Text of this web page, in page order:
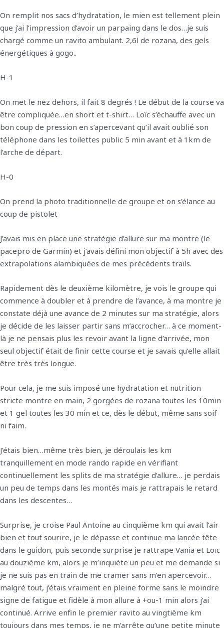
On remplit nos sacs d’hydratation, le mien est tellement plein
que j’ai l’impression d’avoir un parpaing dans le dos…je suis
chargé comme un ravito ambulant. 2,6l de rozana, des gels
énergétiques à gogo..
H-1
On met le nez dehors, il fait 8 degrés ! Le début de la course va
être compliquée…en short et t-shirt… Loïc s’échauffe avec un
bon coup de pression en s’apercevant qu’il avait oublié son
téléphone dans les toilettes public 5 min avant et à 1km de
l’arche de départ.
H-0
On prend la photo traditionnelle de groupe et on s’élance au
coup de pistolet
J’avais mis en place une stratégie d’allure sur ma montre (le
pacepro de Garmin) et j’avais défini mon objectif à 5h avec des
extrapolations alambiquées de mes précédents trails.
Rapidement dès le deuxième kilomètre, je vois le groupe qui
commence à doubler et à prendre de l’avance, à ma montre je
constate déjà une avance de 2 minutes sur ma stratégie, alors
je décide de les laisser partir sans m’accrocher… à ce moment-
là je ne pensais plus les revoir avant la ligne d’arrivée, mon
seul objectif était de finir cette course et je savais qu’elle allait
être très très longue.
Pour cela, je me suis imposé une hydratation et nutrition
stricte montre en main, 2 gorgées de rozana toutes les 10min
et 1 gel toutes les 30 min et ce, dès le début, même sans soif
ni faim.
J’étais bien…même très bien, je déroulais les km
tranquillement en mode rando rapide en vérifiant
continuellement les splits de ma stratégie d’allure… je perdais
un peu de temps dans les montés mais je rattrapais le retard
dans les descentes…
Surprise, je croise Paul Antoine au cinquième km qui avait l’air
bien et tout sourire, je le dépasse et continue ma lancée tête
dans le guidon, puis seconde surprise je rattrape Vania et Loïc
au douzième km, alors je m’inquiète un peu et me demande si
je ne suis pas en train de me cramer sans m’en apercevoir…
malgré tout, j’étais vraiment en pleine forme sans le moindre
signe de fatigue et fidèle à mon allure à +ou-1 min alors j’ai
continué. Arrive enfin le premier ravito au vingtième km
toujours dans mes temps, je ne m’arrête qu’une petite minute